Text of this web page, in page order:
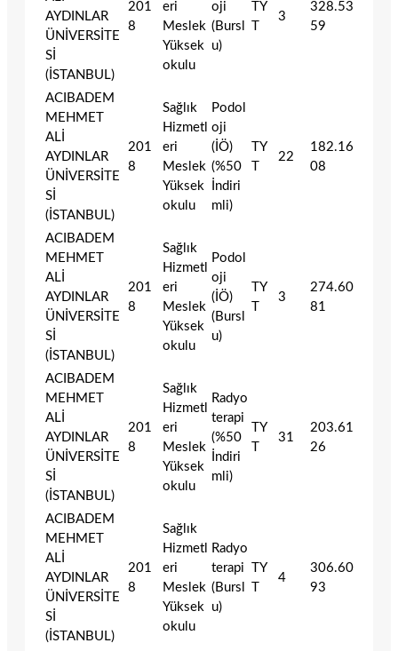
AYDINLAR
ÜNİVERSİTE
Sİ
(İSTANBUL)
201
8
eri
Meslek
Yüksek
okulu
oji
(Bursl
u)
TY
T
3
328.53
59
ACIBADEM
MEHMET
ALİ
AYDINLAR
ÜNİVERSİTE
Sİ
(İSTANBUL)
201
8
Sağlık
Hizmetl
eri
Meslek
Yüksek
okulu
Podol
oji
(İÖ)
(%50
İndiri
mli)
TY
T
22
182.16
08
ACIBADEM
MEHMET
ALİ
AYDINLAR
ÜNİVERSİTE
Sİ
(İSTANBUL)
201
8
Sağlık
Hizmetl
eri
Meslek
Yüksek
okulu
Podol
oji
(İÖ)
(Bursl
u)
TY
T
3
274.60
81
ACIBADEM
MEHMET
ALİ
AYDINLAR
ÜNİVERSİTE
Sİ
(İSTANBUL)
201
8
Sağlık
Hizmetl
eri
Meslek
Yüksek
okulu
Radyo
terapi
(%50
İndiri
mli)
TY
T
31
203.61
26
ACIBADEM
MEHMET
ALİ
AYDINLAR
ÜNİVERSİTE
Sİ
(İSTANBUL)
201
8
Sağlık
Hizmetl
eri
Meslek
Yüksek
okulu
Radyo
terapi
(Bursl
u)
TY
T
4
306.60
93